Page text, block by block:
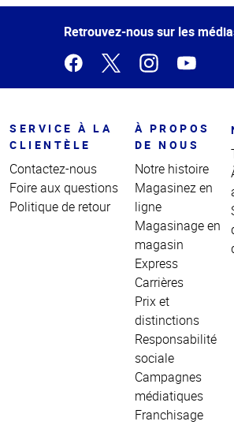
de la
Retrouvez-nous sur les
SERVICE À LA
CLIENTÈLE
Contactez-nous
Foire aux questions
Politique de retour
À PROPOS
DE NOUS
Notre histoire
Magasinez en
ligne
Magasinage en
magasin
Express
Carrières
Prix et
distinctions
Responsabilité
sociale
Campagnes
médiatiques
Franchisage